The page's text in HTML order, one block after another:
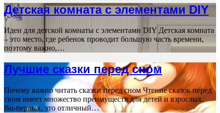
Детская комната с элементами DIY
Идеи для детской комнаты с элементами DIY Детская комната
– это место, где ребенок проводит большую часть времени,
поэтому важно,…
Лучшие сказки перед сном
Почему важно читать сказки перед сном Чтение сказок перед
сном имеет множество преимуществ для детей и взрослых.
Во-первых, это отличный…